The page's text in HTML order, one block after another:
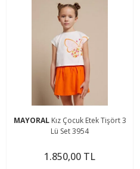
MAYORAL Kız Çocuk Etek Tişört 3
Lü Set 3954
1.850,00 TL